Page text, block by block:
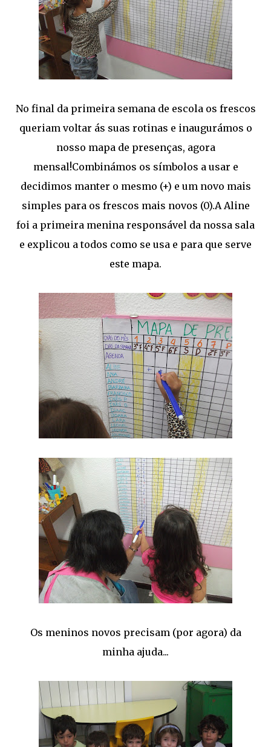
No final da primeira semana de escola os frescos
queriam voltar ás suas rotinas e inaugurámos o
nosso mapa de presenças, agora
mensal!Combinámos os símbolos a usar e
decidimos manter o mesmo (+) e um novo mais
simples para os frescos mais novos (0).A Aline
foi a primeira menina responsável da nossa sala
e explicou a todos como se usa e para que serve
este mapa.
Os meninos novos precisam (por agora) da
minha ajuda...